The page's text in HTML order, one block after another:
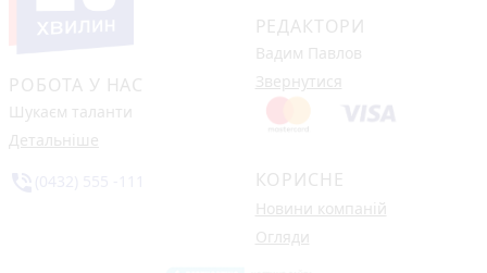
РОБОТА У НАС
Шукаєм таланти
Детальніше
РЕДАКТОРИ
Вадим Павлов
Звернутися
КОРИСНЕ
Новини компаній
Огляди